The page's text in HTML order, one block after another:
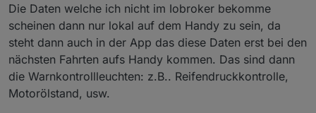
Die Daten welche ich nicht im Iobroker bekomme
scheinen dann nur lokal auf dem Handy zu sein, da
steht dann auch in der App das diese Daten erst bei den
nächsten Fahrten aufs Handy kommen. Das sind dann
die Warnkontrollleuchten: z.B.. Reifendruckkontrolle,
Motorölstand, usw.